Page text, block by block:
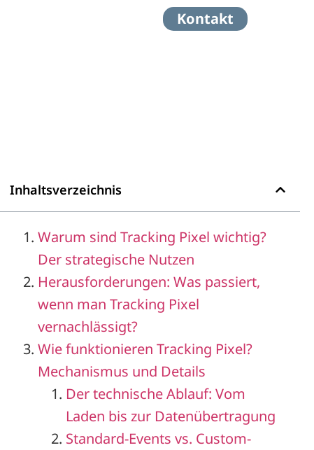
Kontakt
Inhaltsverzeichnis
Warum sind Tracking Pixel wichtig?
Der strategische Nutzen
Herausforderungen: Was passiert,
wenn man Tracking Pixel
vernachlässigt?
Wie funktionieren Tracking Pixel?
Mechanismus und Details
Der technische Ablauf: Vom
Laden bis zur Datenübertragung
Standard-Events vs. Custom-